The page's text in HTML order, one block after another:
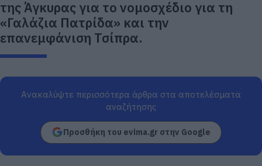
της Άγκυρας για το νομοσχέδιο για τη
«Γαλάζια Πατρίδα» και την
επανεμφάνιση Τσίπρα.
Ανακαλύψτε περισσότερα άρθρα στα αποτελέσματα
αναζήτησης
Προσθήκη του evima.gr στην Google